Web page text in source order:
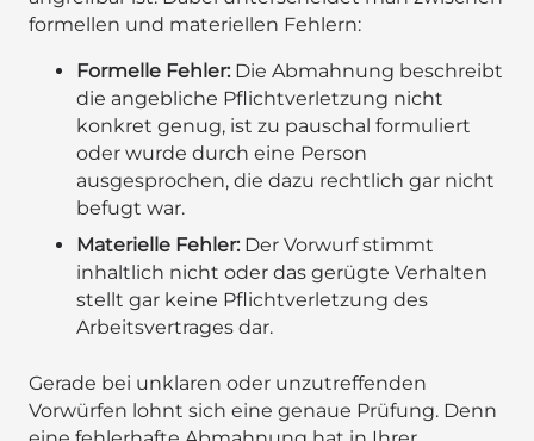
formellen und materiellen Fehlern:
Formelle Fehler: Die Abmahnung beschreibt
die angebliche Pflichtverletzung nicht
konkret genug, ist zu pauschal formuliert
oder wurde durch eine Person
ausgesprochen, die dazu rechtlich gar nicht
befugt war.
Materielle Fehler: Der Vorwurf stimmt
inhaltlich nicht oder das gerügte Verhalten
stellt gar keine Pflichtverletzung des
Arbeitsvertrages dar.
Gerade bei unklaren oder unzutreffenden
Vorwürfen lohnt sich eine genaue Prüfung. Denn